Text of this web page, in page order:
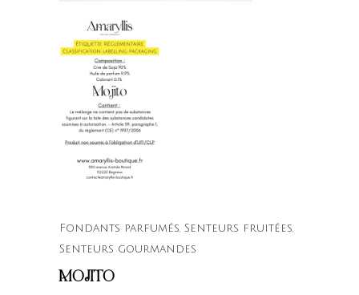
Fondants parfumés Senteurs fruitées
Senteurs gourmandes
MOJITO